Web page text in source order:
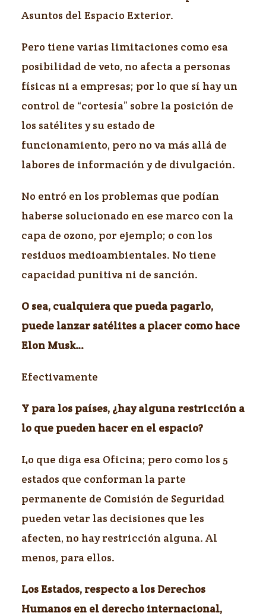
Asuntos del Espacio Exterior.
Pero tiene varias limitaciones como esa
posibilidad de veto, no afecta a personas
físicas ni a empresas; por lo que sí hay un
control de “cortesía” sobre la posición de
los satélites y su estado de
funcionamiento, pero no va más allá de
labores de información y de divulgación.
No entró en los problemas que podían
haberse solucionado en ese marco con la
capa de ozono, por ejemplo; o con los
residuos medioambientales. No tiene
capacidad punitiva ni de sanción.
O sea, cualquiera que pueda pagarlo,
puede lanzar satélites a placer como hace
Elon Musk…
Efectivamente
Y para los países, ¿hay alguna restricción a
lo que pueden hacer en el espacio?
Lo que diga esa Oficina; pero como los 5
estados que conforman la parte
permanente de Comisión de Seguridad
pueden vetar las decisiones que les
afecten, no hay restricción alguna. Al
menos, para ellos.
Los Estados, respecto a los Derechos
Humanos en el derecho internacional,